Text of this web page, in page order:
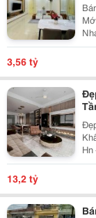
-
3,56 tỷ
Hn
13,2 tỷ